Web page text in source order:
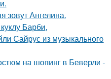
зовут Ангелина.
Барби,
Сайрус из музыкального
на шопинг в Беверли -